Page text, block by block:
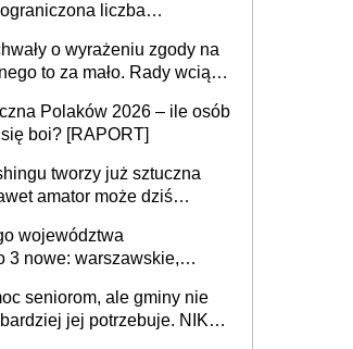
liczba
o wyrażeniu zgody na
to za mało. Rady wciąż
Polaków 2026 – ile osób
boi? [RAPORT]
tworzy już sztuczna
amator może dziś
województwa
3 nowe: warszawskie,
dużych jednostek
seniorom, ale gminy nie
jej potrzebuje. NIK